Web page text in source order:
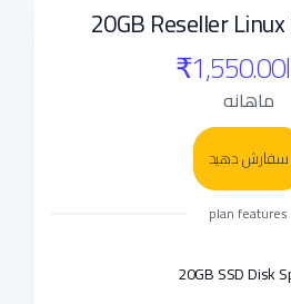
20GB Reseller
ماهانه
سفارش دهید
plan features
20GB SSD Disk